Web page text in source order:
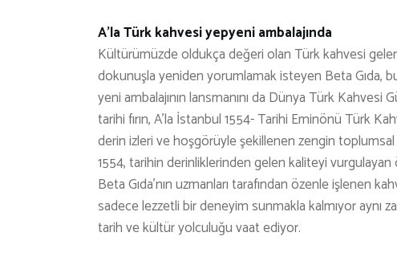
A’la Türk kahvesi yepyeni ambalajında
Kültürümüzde oldukça değeri olan Türk kahvesi
dokunuşla yeniden yorumlamak isteyen Beta Gıda,
yeni ambalajının lansmanını da Dünya Türk
tarihi fırın, A’la İstanbul 1554- Tarihi Eminönü Türk
derin izleri ve hoşgörüyle şekillenen zengin toplumsal
1554, tarihin derinliklerinden gelen kaliteyi
Beta Gıda’nın uzmanları tarafından özenle işlenen
sadece lezzetli bir deneyim sunmakla kalmıyor aynı
tarih ve kültür yolculuğu vaat ediyor.